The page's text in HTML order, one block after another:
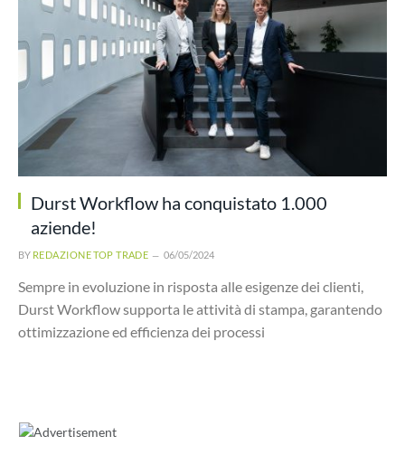
Durst Workflow ha conquistato 1.000
aziende!
BY REDAZIONE TOP TRADE 06/05/2024
Sempre in evoluzione in risposta alle esigenze dei clienti,
Durst Workflow supporta le attività di stampa, garantendo
ottimizzazione ed efficienza dei processi